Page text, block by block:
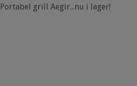
Portabel grill Aegir...nu i lager!